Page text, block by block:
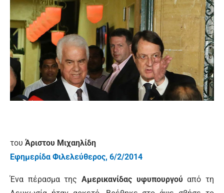
του Άριστου Μιχαηλίδη
Εφημερίδα Φιλελεύθερος, 6/2/2014
Ένα πέρασμα της Αμερικανίδας υφυπουργού από τη